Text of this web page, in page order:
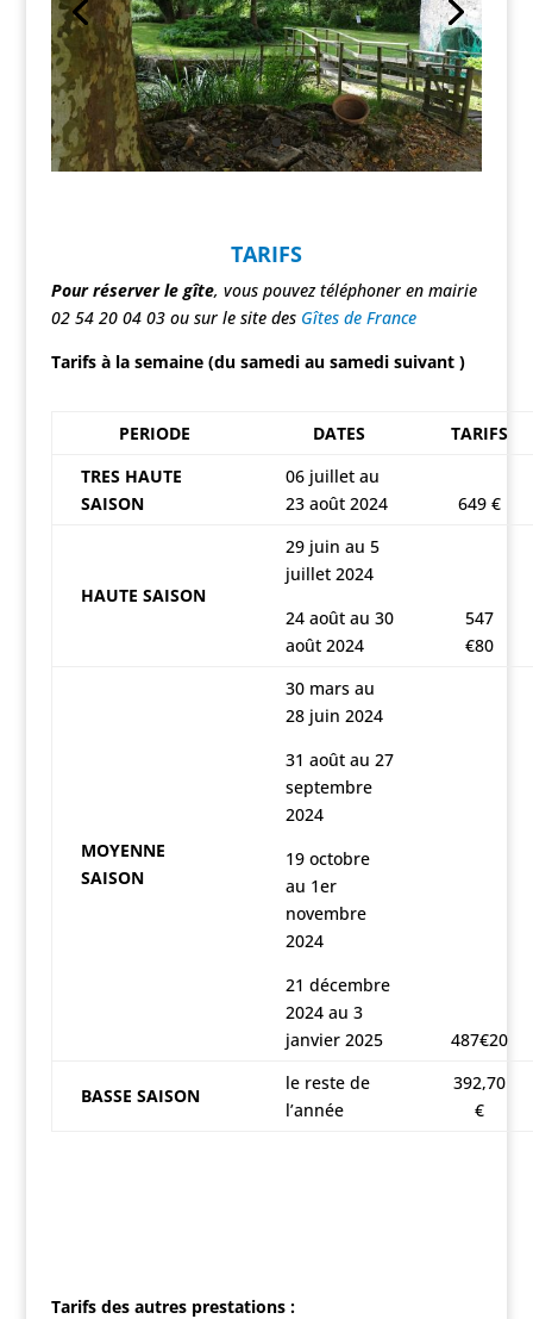
TARIFS
Pour réserver le gîte, vous pouvez téléphoner en mairie
02 54 20 04 03 ou sur le site des Gîtes de France
Tarifs à la semaine (du samedi au samedi suivant )
PERIODE DATES
TARIFS
TRES HAUTE
SAISON
06 juillet au
23 août 2024
649 €
HAUTE SAISON
29 juin au 5
juillet 2024
24 août au 30
août 2024
547
€80
MOYENNE
SAISON
30 mars au
28 juin 2024
31 août au 27
septembre
2024
19 octobre
au 1er
novembre
2024
21 décembre
2024 au 3
janvier 2025
487€20
BASSE SAISON
le reste de
l’année
392,70
€
Tarifs des autres prestations :